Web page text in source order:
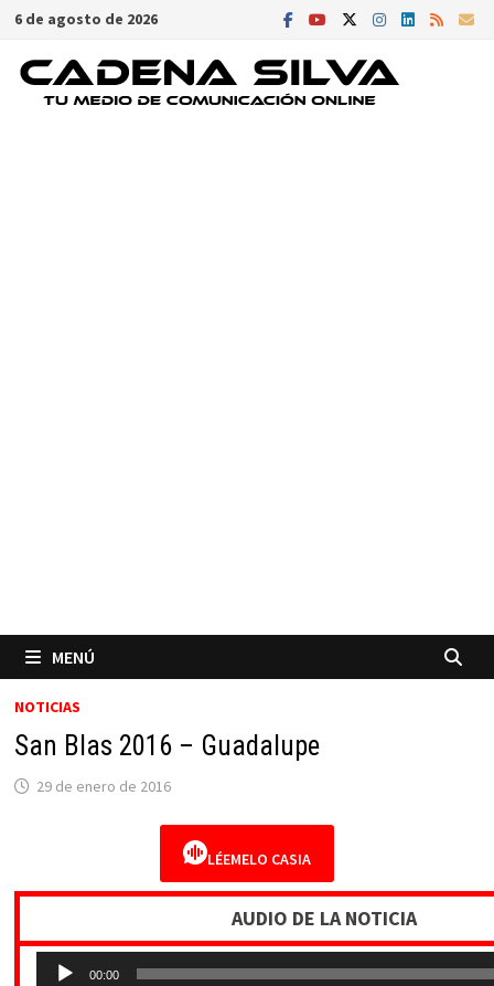
Saltar
contenido
6 de agosto de 2026
MENÚ
NOTICIAS
San Blas 2016 – Guadalupe
29 de enero de 2016
LÉEMELO CASIA
AUDIO DE LA NOTICIA
Reproductor
00:00